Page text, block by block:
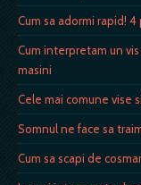
Cum sa adormi rapid!
Cum interpretam un
masini
Cele mai comune vise
Somnul ne face sa
Cum sa scapi de